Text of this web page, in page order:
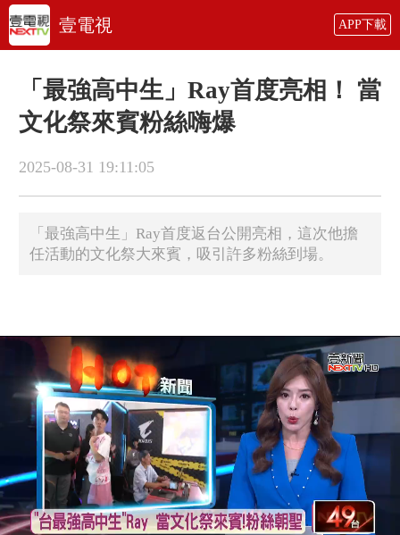
壹電視 APP下載
「最強高中生」Ray首度亮相！ 當
文化祭來賓粉絲嗨爆
2025-08-31 19:11:05
「最強高中生」Ray首度返台公開亮相，這次他擔
任活動的文化祭大來賓，吸引許多粉絲到場。